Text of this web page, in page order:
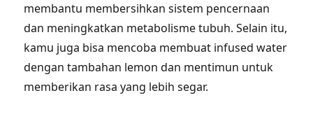
membantu membersihkan sistem pencernaan
dan meningkatkan metabolisme tubuh. Selain itu,
kamu juga bisa mencoba membuat infused water
dengan tambahan lemon dan mentimun untuk
memberikan rasa yang lebih segar.